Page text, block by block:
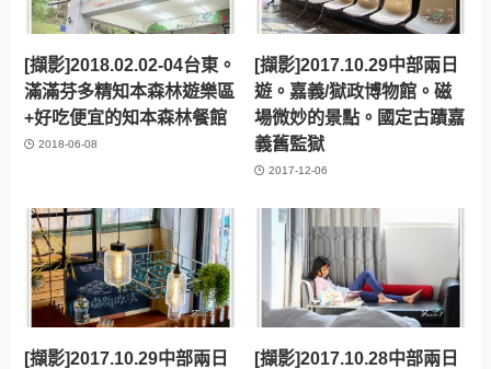
[擷影]2018.02.02-04台東。
滿滿芬多精知本森林遊樂區
+好吃便宜的知本森林餐館
2018-06-08
[擷影]2017.10.29中部兩日
遊。嘉義/獄政博物館。磁
場微妙的景點。國定古蹟嘉
義舊監獄
2017-12-06
[擷影]2017.10.29中部兩日
[擷影]2017.10.28中部兩日